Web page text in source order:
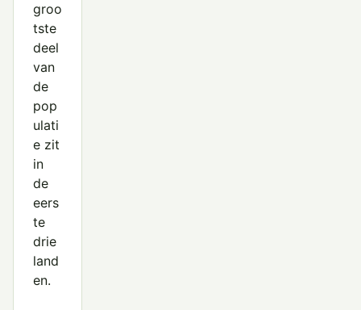
groo
tste
deel
van
de
pop
ulati
e zit
in
de
eers
te
drie
land
en.